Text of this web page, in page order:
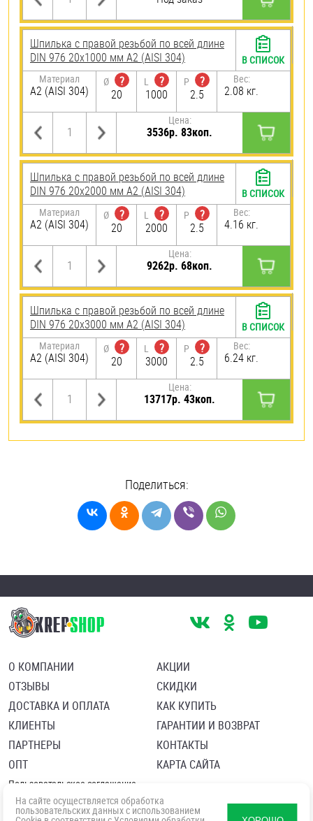
Шпилька с правой резьбой по всей длине
DIN 976 20х1000 мм А2 (AISI 304)
Материал
А2 (AISI 304)
Ø
?
20
L
?
1000
P
?
2.5
Вес:
2.08 кг.
Цена:
3536р. 83коп.
В СПИСОК
Шпилька с правой резьбой по всей длине
DIN 976 20х2000 мм А2 (AISI 304)
Материал
А2 (AISI 304)
Ø
?
20
L
?
2000
P
?
2.5
Вес:
4.16 кг.
Цена:
9262р. 68коп.
В СПИСОК
Шпилька с правой резьбой по всей длине
DIN 976 20х3000 мм А2 (AISI 304)
Материал
А2 (AISI 304)
Ø
?
20
L
?
3000
P
?
2.5
Вес:
6.24 кг.
Цена:
13717р. 43коп.
В СПИСОК
Поделиться:
О КОМПАНИИ
ОТЗЫВЫ
ДОСТАВКА И ОПЛАТА
КЛИЕНТЫ
ПАРТНЕРЫ
ОПТ
АКЦИИ
СКИДКИ
КАК КУПИТЬ
ГАРАНТИИ И ВОЗВРАТ
КОНТАКТЫ
КАРТА САЙТА
Пользовательское соглашение
Политика в отношении обработки персональных данных
Согласие посетителя сайта на обработку персональных данны
На сайте осуществляется обработка
пользовательских данных с использованием